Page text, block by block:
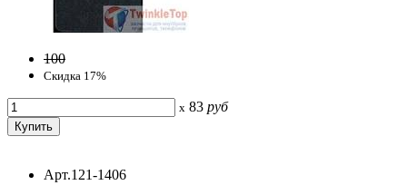
100
Скидка 17%
x 83 руб
Арт.121-1406